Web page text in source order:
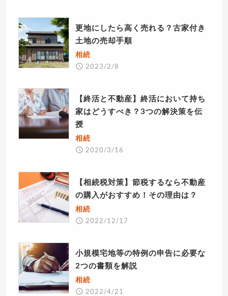
更地にしたら高く売れる？古家付き
土地の売却手順
相続
2023/2/8
【終活と不動産】終活において持ち
家はどうすべき？3つの解決策を伝
授
相続
2020/3/16
【相続税対策】節税するなら不動産
の購入がおすすめ！その理由は？
相続
2022/12/17
小規模宅地等の特例の申告に必要な
2つの書類を解説
相続
2022/4/21